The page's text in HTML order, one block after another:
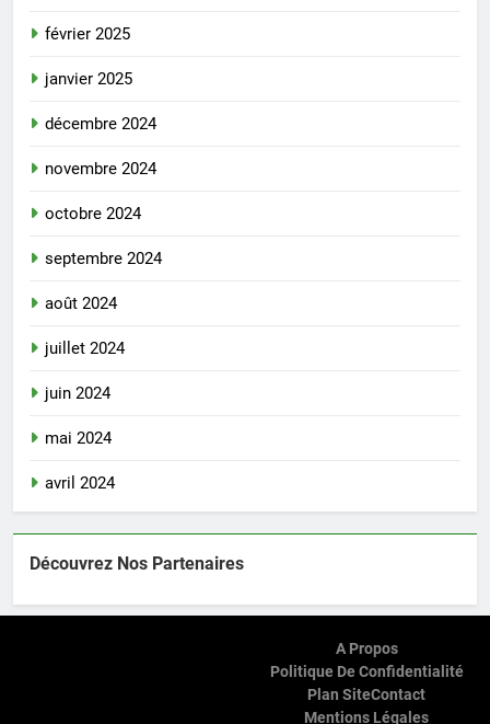
février 2025
janvier 2025
décembre 2024
novembre 2024
octobre 2024
septembre 2024
août 2024
juillet 2024
juin 2024
mai 2024
avril 2024
Découvrez Nos Partenaires
A Propos
Politique De Confidentialité
Plan SiteContact
Mentions Légales